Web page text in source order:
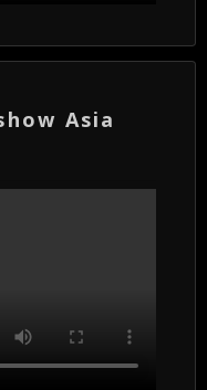
Asia